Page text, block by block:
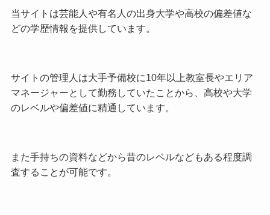
当サイトは芸能人や有名人の出身大学や高校の偏差値な
どの学歴情報を提供しています。
サイトの管理人は大手予備校に10年以上教室長やエリア
マネージャーとして勤務していたことから、高校や大学
のレベルや偏差値に精通しています。
また手持ちの資料などから昔のレベルなどもある程度調
査することが可能です。